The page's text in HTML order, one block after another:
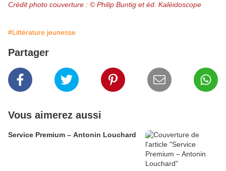
Crédit photo couverture : © Philip Buntig et éd. Kaléidoscope
#Littérature jeunesse
Partager
Vous aimerez aussi
Service Premium – Antonin Louchard